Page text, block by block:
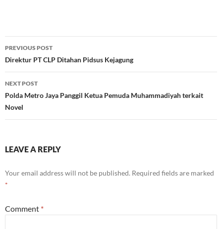
Post
navigation
PREVIOUS POST
Direktur PT CLP Ditahan Pidsus Kejagung
NEXT POST
Polda Metro Jaya Panggil Ketua Pemuda Muhammadiyah terkait
Novel
LEAVE A REPLY
Your email address will not be published. Required fields are marked
*
Comment *